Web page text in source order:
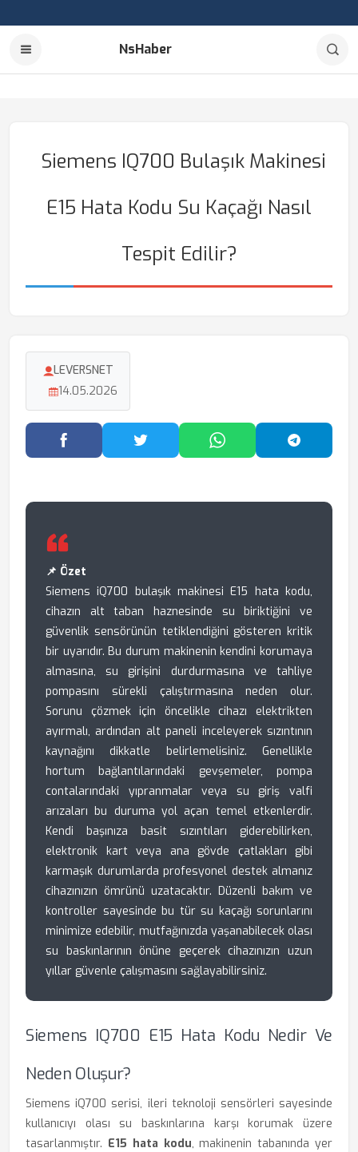
NsHaber
Siemens IQ700 Bulaşık Makinesi
E15 Hata Kodu Su Kaçağı Nasıl
Tespit Edilir?
LEVERSNET
14.05.2026
Facebook'ta PaylaşTwitter'da PaylaşWhatsApp'ta Paylaş
📌 Özet
Siemens iQ700 bulaşık makinesi E15 hata kodu,
cihazın alt taban haznesinde su biriktiğini ve
güvenlik sensörünün tetiklendiğini gösteren kritik
bir uyarıdır. Bu durum makinenin kendini korumaya
almasına, su girişini durdurmasına ve tahliye
pompasını sürekli çalıştırmasına neden olur.
Sorunu çözmek için öncelikle cihazı elektrikten
ayırmalı, ardından alt paneli inceleyerek sızıntının
kaynağını dikkatle belirlemelisiniz. Genellikle
hortum bağlantılarındaki gevşemeler, pompa
contalarındaki yıpranmalar veya su giriş valfi
arızaları bu duruma yol açan temel etkenlerdir.
Kendi başınıza basit sızıntıları giderebilirken,
elektronik kart veya ana gövde çatlakları gibi
karmaşık durumlarda profesyonel destek almanız
cihazınızın ömrünü uzatacaktır. Düzenli bakım ve
kontroller sayesinde bu tür su kaçağı sorunlarını
minimize edebilir, mutfağınızda yaşanabilecek olası
su baskınlarının önüne geçerek cihazınızın uzun
yıllar güvenle çalışmasını sağlayabilirsiniz.
Siemens IQ700 E15 Hata Kodu Nedir Ve
Neden Oluşur?
Siemens iQ700 serisi, ileri teknoloji sensörleri sayesinde
kullanıcıyı olası su baskınlarına karşı korumak üzere
tasarlanmıştır. E15 hata kodu, makinenin tabanında yer